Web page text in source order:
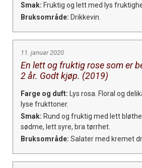
Smak: Fruktig og lett med lys
Bruksområde: Drikkevin.
11. januar 2020
En lett og fruktig rose som er
2 år. Godt kjøp. (2019)
Farge og duft: Lys rosa. Floral og
lyse frukttoner.
Smak: Rund og fruktig med lett
sødme, lett syre, bra tørrhet.
Bruksområde: Salater med kremet